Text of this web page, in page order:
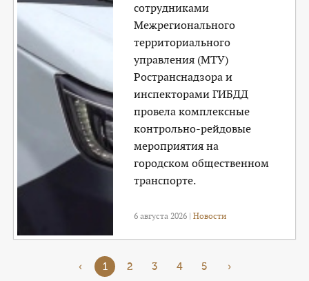
сотрудниками
Межрегионального
территориального
управления (МТУ)
Ространснадзора и
инспекторами ГИБДД
провела комплексные
контрольно-рейдовые
мероприятия на
городском общественном
транспорте.
6 августа 2026 |Новости
‹ 1 2 3 4 5 ›